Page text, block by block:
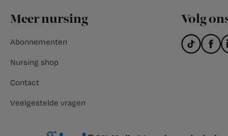
Footer
Meer nursing
Abonnementen
Nursing shop
Contact
Veelgestelde vragen
Volg